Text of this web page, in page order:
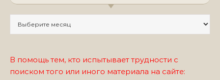
В помощь тем, кто испытывает трудности с
поиском того или иного материала на сайте: